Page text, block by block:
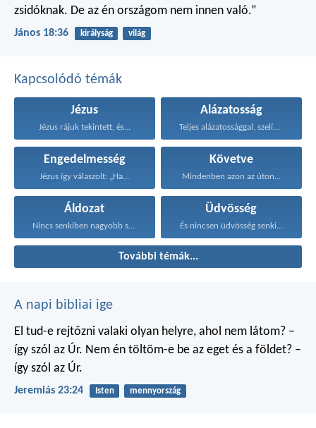
zsidóknak. De az én országom nem innen való.”
János 18:36 királyság világ
Kapcsolódó témák
Jézus
Jézus rájuk tekintett, és...
Alázatosság
Teljes alázatossággal, szelídséggel és...
Engedelmesség
Jézus így válaszolt: „Ha...
Követve
Mindenben azon az úton...
Áldozat
Nincs senkiben nagyobb szeretet...
Üdvösség
És nincsen üdvösség senki...
További témák...
A napi bibliai ige
El tud-e rejtőzni valaki olyan helyre, ahol nem látom? –
így szól az Úr. Nem én töltöm-e be az eget és a földet? –
így szól az Úr.
Jeremiás 23:24 Isten mennyország